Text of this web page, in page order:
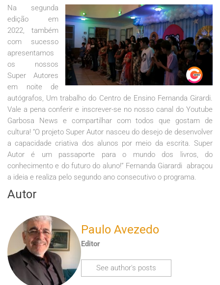
Na segunda
edição em
2022, também
com sucesso
apresentamos
os nossos
Super Autores
em noite de
autógrafos, Um trabalho do Centro de Ensino Fernanda Girardi.
Vale a pena conferir e inscrever-se no nosso canal do Youtube
Garbosa News e compartilhar com todos que gostam de
cultura! “O projeto Super Autor nasceu do desejo de desenvolver
a capacidade criativa dos alunos por meio da escrita. Super
Autor é um passaporte para o mundo dos livros, do
conhecimento e do futuro do aluno!” Fernanda Giarardi abraçou
a ideia e realiza pelo segundo ano consecutivo o programa.
Autor
Paulo Avezedo
Editor
See author's posts